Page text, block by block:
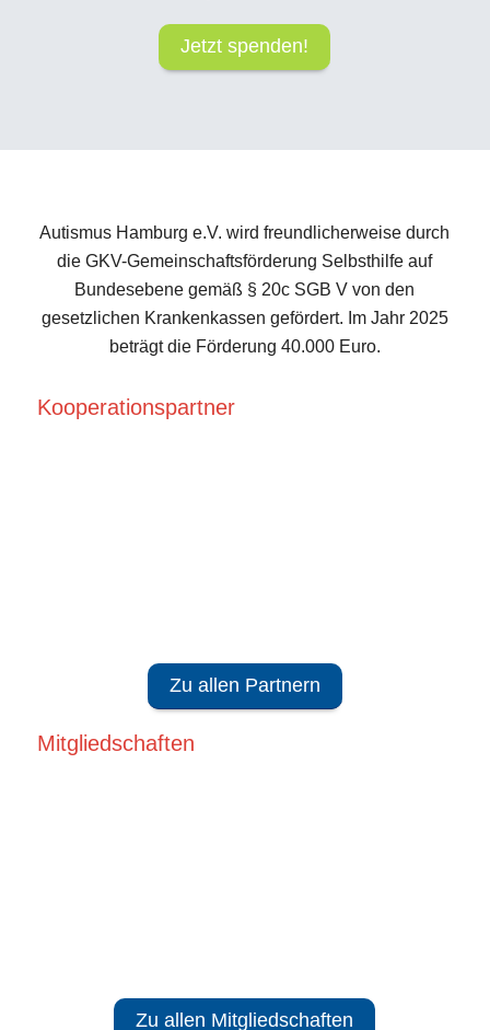
Jetzt spenden!
Autismus Hamburg e.V. wird freundlicherweise durch
die GKV-Gemeinschaftsförderung Selbsthilfe auf
Bundesebene gemäß § 20c SGB V von den
gesetzlichen Krankenkassen gefördert. Im Jahr 2025
beträgt die Förderung 40.000 Euro.
Kooperationspartner
Zu allen Partnern
Mitgliedschaften
Zu allen Mitgliedschaften